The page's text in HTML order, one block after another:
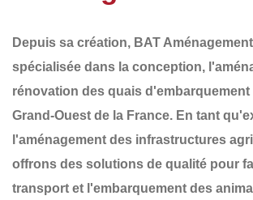
Depuis sa création, BAT
spécialisée dans la conception,
rénovation des quais
Grand-Ouest de la France. En tant
l'aménagement des infrastructures
offrons des solutions de qualité pour
transport et l'embarquement des